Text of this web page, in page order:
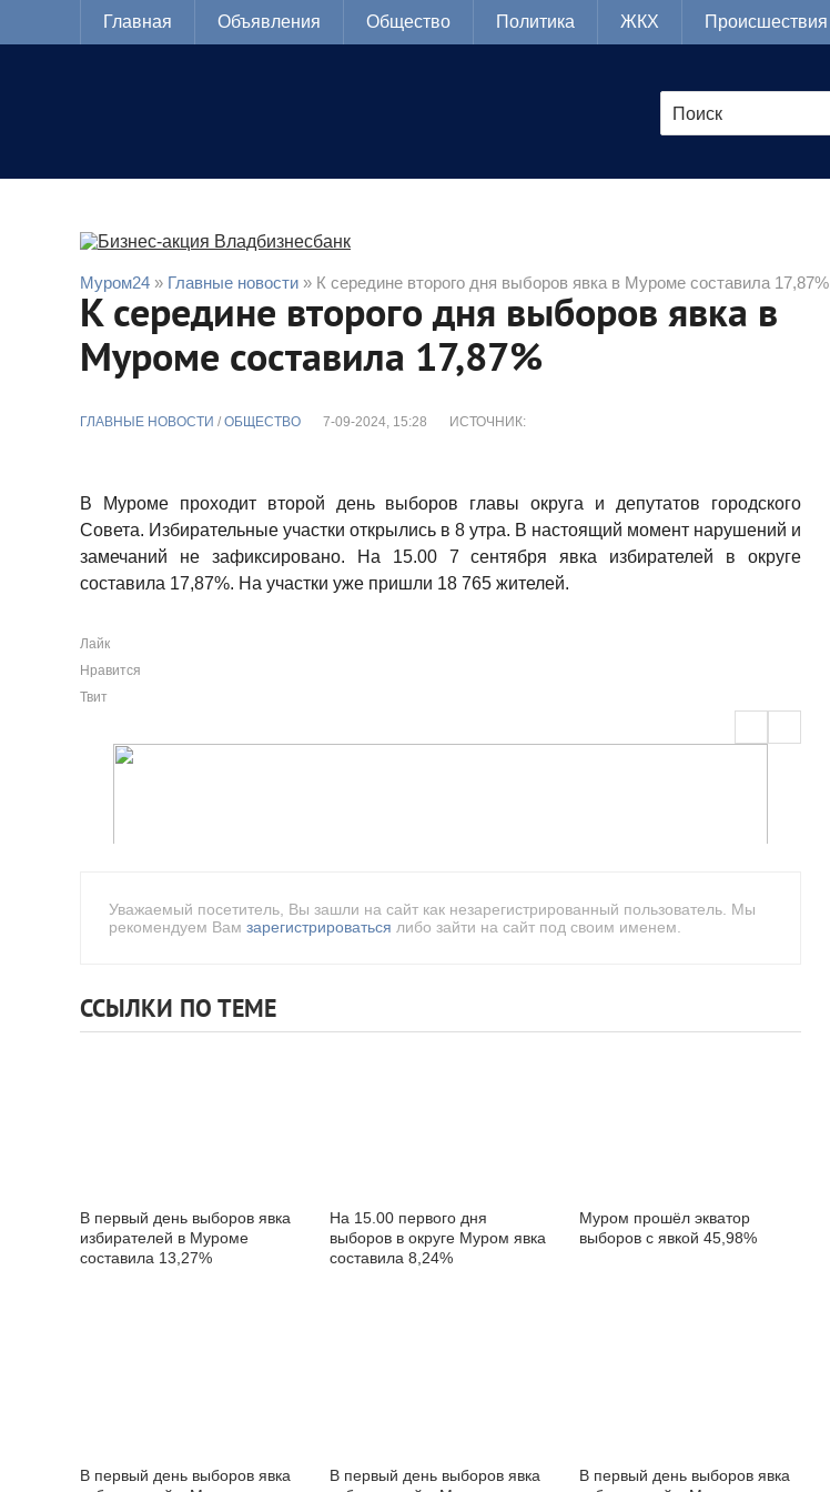
Главная Объявления Общество Политика ЖКХ Происшествия
Муром24 » Главные новости » К середине второго дня выборов явка в Муроме составила 17,87%
К середине второго дня выборов явка в
Муроме составила 17,87%
ГЛАВНЫЕ НОВОСТИ / ОБЩЕСТВО 7-09-2024, 15:28 ИСТОЧНИК:
В Муроме проходит второй день выборов главы округа и депутатов городского
Совета. Избирательные участки открылись в 8 утра. В настоящий момент нарушений и
замечаний не зафиксировано. На 15.00 7 сентября явка избирателей в округе
составила 17,87%. На участки уже пришли 18 765 жителей.
Лайк
Нравится
Твит
Уважаемый посетитель, Вы зашли на сайт как незарегистрированный пользователь. Мы
рекомендуем Вам зарегистрироваться либо зайти на сайт под своим именем.
ССЫЛКИ ПО ТЕМЕ
В первый день выборов явка
избирателей в Муроме
составила 13,27%
На 15.00 первого дня
выборов в округе Муром явка
составила 8,24%
Муром прошёл экватор
выборов с явкой 45,98%
В первый день выборов явка
В первый день выборов явка
В первый день выборов явка